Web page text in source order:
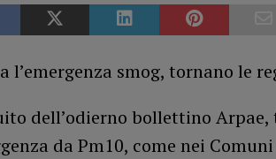
l’emergenza smog, tornano le
dell’odierno bollettino Arpae,
da Pm10, come nei